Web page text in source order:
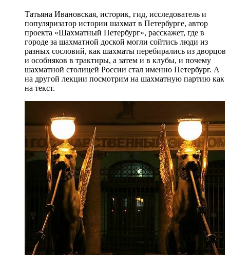
Татьяна Ивановская, историк, гид, исследователь и
популяризатор истории шахмат в Петербурге, автор
проекта «Шахматный Петербург», расскажет, где в
городе за шахматной доской могли сойтись люди из
разных сословий, как шахматы перебирались из дворцов
и особняков в трактиры, а затем и в клубы, и почему
шахматной столицей России стал именно Петербург. А
на другой лекции посмотрим на шахматную партию как
на текст.